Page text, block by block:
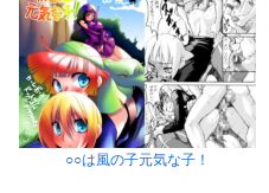
○○は風の子元気な子！